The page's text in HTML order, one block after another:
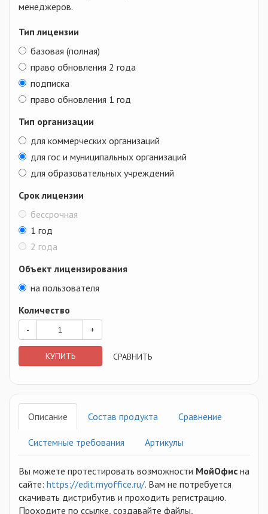
менеджеров.
Тип лицензии
базовая (полная)
право обновления 2 года
подписка
право обновления 1 год
Тип организации
для коммерческих организаций
для гос и муниципальных организаций
для образовательных учреждений
Срок лицензии
бессрочная
1 год
2 года
Объект лицензирования
на пользователя
Количество
- +
КУПИТЬ СРАВНИТЬ
Описание Состав продукта Сравнение
Системные требования Артикулы
Вы можете протестировать возможности МойОфис на
сайте: https://edit.myoffice.ru/. Вам не потребуется
скачивать дистрибутив и проходить регистрацию.
Проходите по ссылке, создавайте файлы,